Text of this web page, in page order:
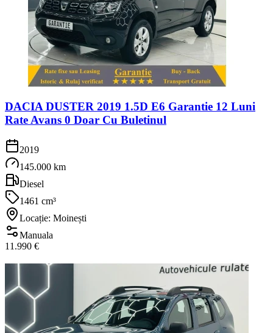
DACIA DUSTER 2019 1.5D E6 Garantie 12 Luni
Rate Avans 0 Doar Cu Buletinul
2019
145.000 km
Diesel
1461 cm³
Locație: Moinești
Manuala
11.990 €